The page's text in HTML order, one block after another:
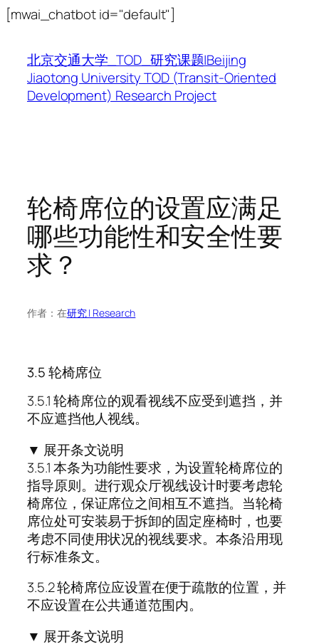
[mwai_chatbot id="default"]
内
容
北京交通大学_TOD_研究课题|Beijing
Jiaotong University TOD (Transit-Oriented
Development) Research Project
轮椅席位的设置应满足
哪些功能性和安全性要
求？
作者： 在研究 | Research
3.5 轮椅席位
3.5.1 轮椅席位的观看视线不应受到遮挡，并
不应遮挡他人视线。
▼ 展开条文说明
3.5.1 本条为功能性要求，为设置轮椅席位的
指导原则。进行观众厅视线设计时要考虑轮
椅席位，保证席位之间相互不遮挡。当轮椅
席位处可安装易于拆卸的固定座椅时，也要
考虑不同使用状况的视线要求。本条沿用现
行标准条文。
3.5.2 轮椅席位应设置在便于疏散的位置，并
不应设置在公共通道范围内。
▼ 展开条文说明